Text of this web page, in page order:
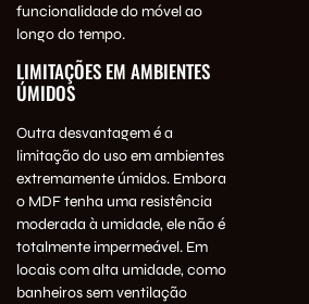
funcionalidade do móvel ao
longo do tempo.
LIMITAÇÕES EM AMBIENTES
ÚMIDOS
Outra desvantagem é a
limitação do uso em ambientes
extremamente úmidos. Embora
o MDF tenha uma resistência
moderada à umidade, ele não é
totalmente impermeável. Em
locais com alta umidade, como
banheiros sem ventilação